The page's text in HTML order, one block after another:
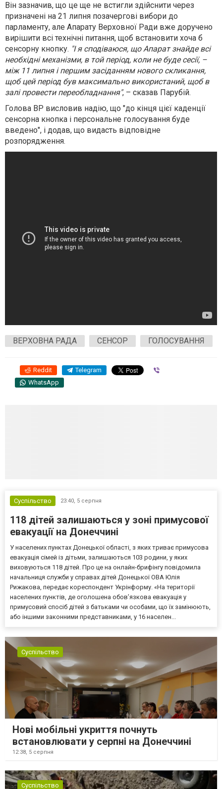
Він зазначив, що це ще не встигли здійснити через
призначені на 21 липня позачергові вибори до
парламенту, але Апарату Верховної Ради вже доручено
вирішити всі технічні питання, щоб встановити хоча б
сенсорну кнопку. "І я сподіваюся, що Апарат знайде всі
необхідні механізми, в той період, коли не буде сесії, –
між 11 липня і першим засіданням нового скликання,
щоб цей період був максимально використаний, щоб в
залі провести переобладнання", – сказав Парубій.
Голова ВР висловив надію, що "до кінця цієї каденції
сенсорна кнопка і персональне голосування буде
введено", і додав, що видасть відповідне
розпорядження.
ВЕРХОВНА РАДА СЕНСОР ГОЛОСУВАННЯ
Reddit Telegram
WhatsApp
Суспільство 23:40, 5 серпня
118 дітей залишаються у зоні примусової
евакуації на Донеччині
У населених пунктах Донецької області, з яких триває примусова
евакуація сімей із дітьми, залишаються 103 родини, у яких
виховуються 118 дітей. Про це на онлайн-брифінгу повідомила
начальниця служби у справах дітей Донецької ОВА Юлія
Рижакова, передає кореспондент Укрінформу. «На території
населених пунктів, де оголошена обов’язкова евакуація у
примусовий спосіб дітей з батьками чи особами, що їх замінюють,
або іншими законними представниками, у 16 населен...
Суспільство
Нові мобільні укриття почнуть
встановлювати у серпні на Донеччині
12:38, 5 серпня
Суспільство